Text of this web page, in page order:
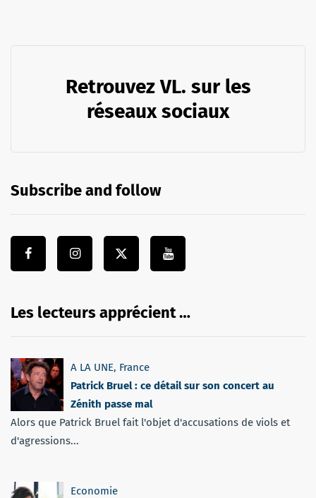
Retrouvez VL. sur les
réseaux sociaux
Subscribe and follow
Les lecteurs apprécient …
A LA UNE, France
Patrick Bruel : ce détail sur son concert au
Zénith passe mal
Alors que Patrick Bruel fait l'objet d'accusations de viols et
d'agressions...
Economie